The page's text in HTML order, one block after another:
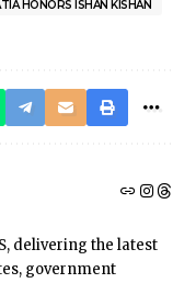
HONORS ISHAN KISHAN
delivering the latest
government